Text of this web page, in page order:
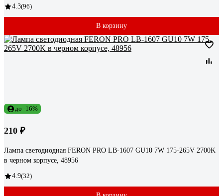
4.3(96)
В корзину
до -16%
210 ₽
Лампа светодиодная FERON PRO LB-1607 GU10 7W 175-265V 2700K
в черном корпусе, 48956
4.9(32)